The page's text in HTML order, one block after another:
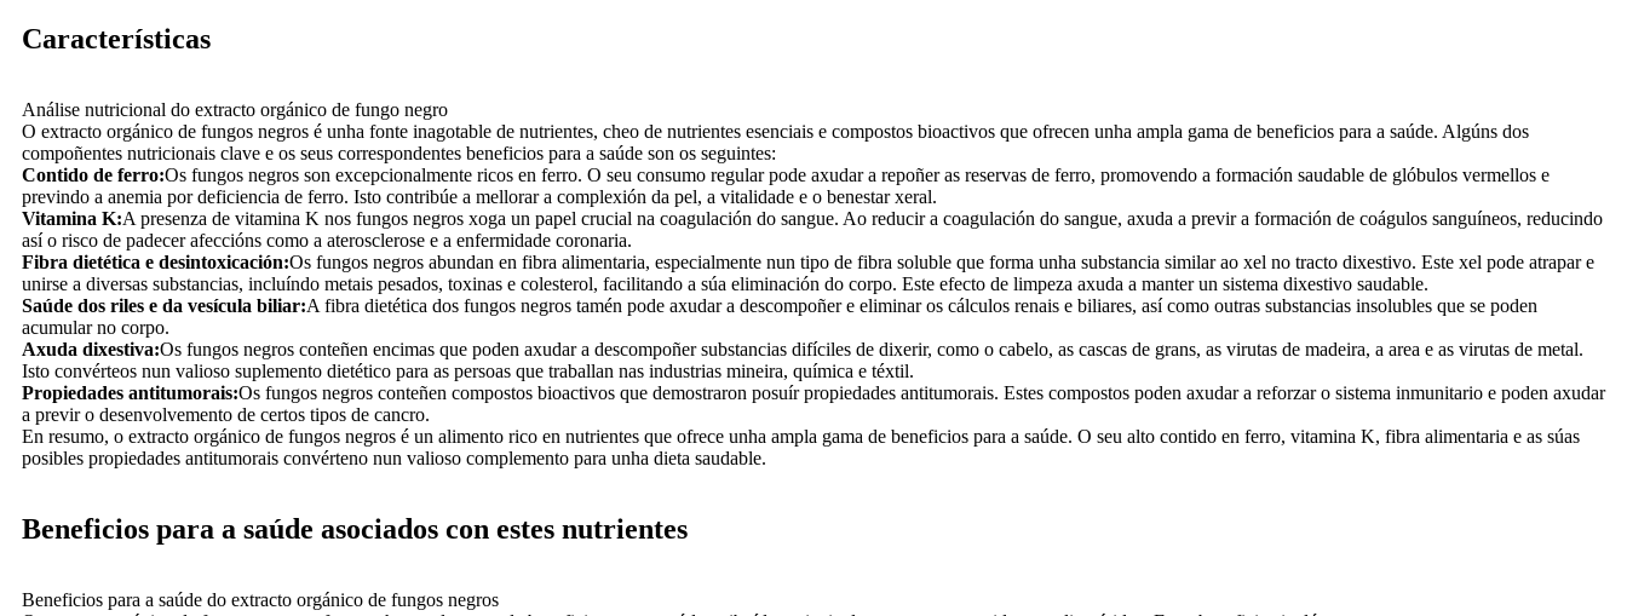
Características
Análise nutricional do extracto orgánico de fungo negro
O extracto orgánico de fungos negros é unha fonte inagotable de nutrientes, cheo de nutrientes esenciais e compostos bioactivos que ofrecen unha ampla gama de beneficios para a saúde. Algúns dos
compoñentes nutricionais clave e os seus correspondentes beneficios para a saúde son os seguintes:
Contido de ferro:Os fungos negros son excepcionalmente ricos en ferro. O seu consumo regular pode axudar a repoñer as reservas de ferro, promovendo a formación saudable de glóbulos vermellos e
previndo a anemia por deficiencia de ferro. Isto contribúe a mellorar a complexión da pel, a vitalidade e o benestar xeral.
Vitamina K:A presenza de vitamina K nos fungos negros xoga un papel crucial na coagulación do sangue. Ao reducir a coagulación do sangue, axuda a previr a formación de coágulos sanguíneos, reducindo
así o risco de padecer afeccións como a aterosclerose e a enfermidade coronaria.
Fibra dietética e desintoxicación:Os fungos negros abundan en fibra alimentaria, especialmente nun tipo de fibra soluble que forma unha substancia similar ao xel no tracto dixestivo. Este xel pode atrapar e
unirse a diversas substancias, incluíndo metais pesados, toxinas e colesterol, facilitando a súa eliminación do corpo. Este efecto de limpeza axuda a manter un sistema dixestivo saudable.
Saúde dos riles e da vesícula biliar:A fibra dietética dos fungos negros tamén pode axudar a descompoñer e eliminar os cálculos renais e biliares, así como outras substancias insolubles que se poden
acumular no corpo.
Axuda dixestiva:Os fungos negros conteñen encimas que poden axudar a descompoñer substancias difíciles de dixerir, como o cabelo, as cascas de grans, as virutas de madeira, a area e as virutas de metal.
Isto convérteos nun valioso suplemento dietético para as persoas que traballan nas industrias mineira, química e téxtil.
Propiedades antitumorais:Os fungos negros conteñen compostos bioactivos que demostraron posuír propiedades antitumorais. Estes compostos poden axudar a reforzar o sistema inmunitario e poden axudar
a previr o desenvolvemento de certos tipos de cancro.
En resumo, o extracto orgánico de fungos negros é un alimento rico en nutrientes que ofrece unha ampla gama de beneficios para a saúde. O seu alto contido en ferro, vitamina K, fibra alimentaria e as súas
posibles propiedades antitumorais convérteno nun valioso complemento para unha dieta saudable.
Beneficios para a saúde asociados con estes nutrientes
Beneficios para a saúde do extracto orgánico de fungos negros